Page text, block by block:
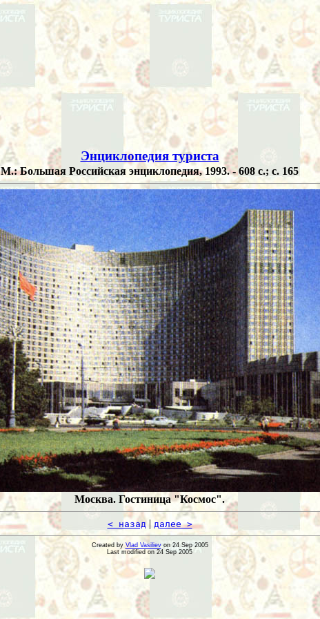
Энциклопедия туриста
М.: Большая Российская энциклопедия, 1993. - 608 с.; с. 165
Москва. Гостиница "Космос".
< назад | далее >
Created by Vlad Vasilievon 24 Sep 2005
Last modified on 24 Sep 2005